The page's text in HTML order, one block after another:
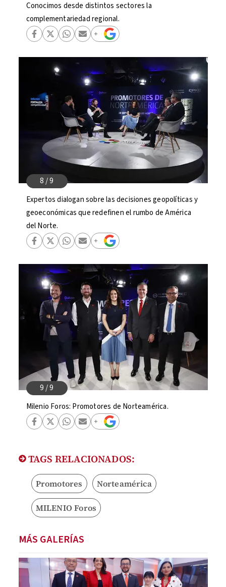
Conocimos desde distintos sectores la
complementariedad regional.
Expertos dialogan sobre las decisiones geopolíticas y
geoeconómicas que redefinen el rumbo de América
del Norte.
Milenio Foros: Promotores de Norteamérica.
TAGS RELACIONADOS:
Promotores Norteamérica
MILENIO Foros
MÁS GALERÍAS